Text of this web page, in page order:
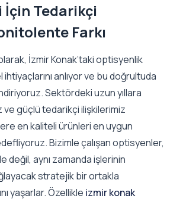
İçin Tedarikçi
Farkı
İzmir Konak’taki optisyenlik
anlıyor ve bu doğrultuda
Sektördeki uzun yıllara
ve güçlü tedarikçi ilişkilerimiz
en kaliteli ürünleri en uygun
Bizimle çalışan optisyenler,
değil, aynı zamanda işlerinin
stratejik bir ortakla
yaşarlar. Özellikle izmir konak